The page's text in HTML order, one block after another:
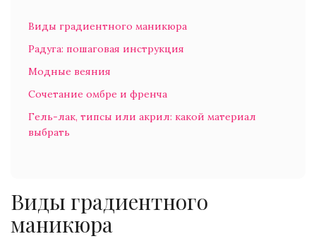
Виды градиентного маникюра
Радуга: пошаговая инструкция
Модные веяния
Сочетание омбре и френча
Гель-лак, типсы или акрил: какой материал
выбрать
Виды градиентного
маникюра